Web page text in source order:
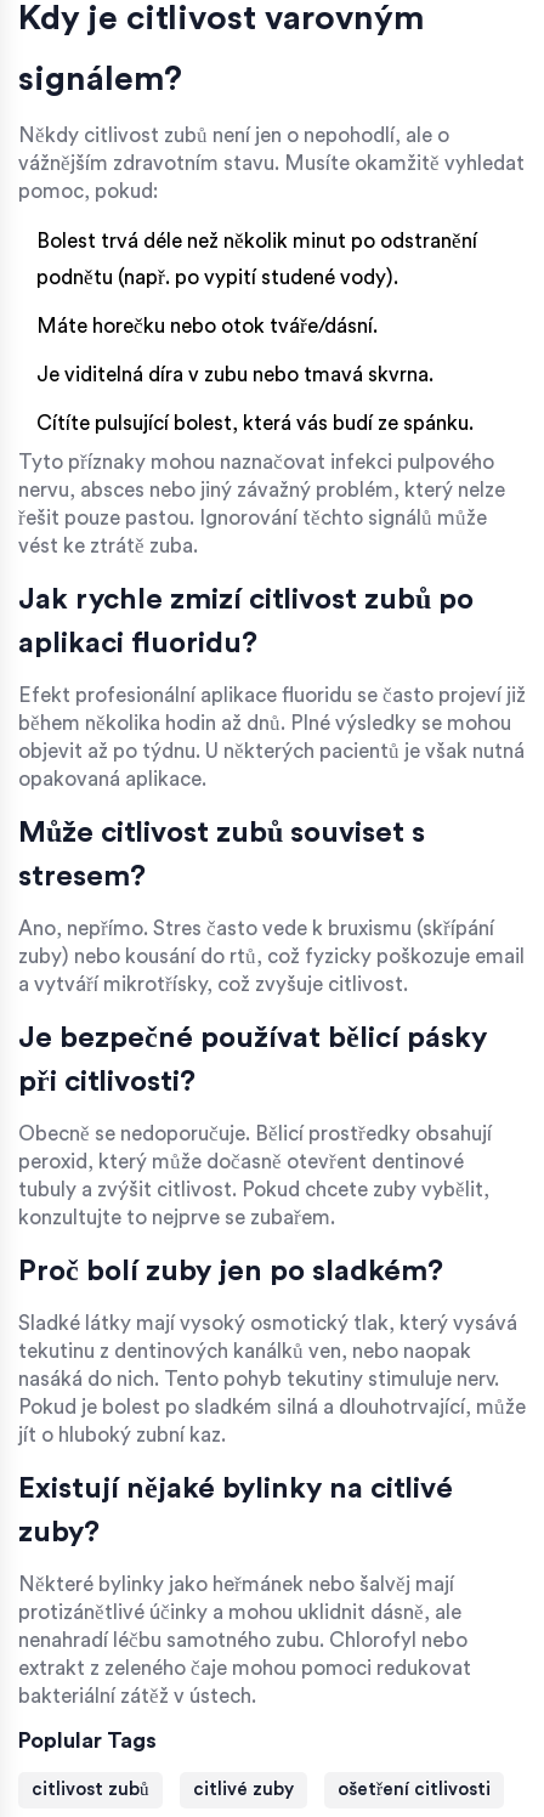
Kdy je citlivost varovným
signálem?
Někdy citlivost zubů není jen o nepohodlí, ale o
vážnějším zdravotním stavu. Musíte okamžitě vyhledat
pomoc, pokud:
Bolest trvá déle než několik minut po odstranění
podnětu (např. po vypití studené vody).
Máte horečku nebo otok tváře/dásní.
Je viditelná díra v zubu nebo tmavá skvrna.
Cítíte pulsující bolest, která vás budí ze spánku.
Tyto příznaky mohou naznačovat infekci pulpového
nervu, absces nebo jiný závažný problém, který nelze
řešit pouze pastou. Ignorování těchto signálů může
vést ke ztrátě zuba.
Jak rychle zmizí citlivost zubů po
aplikaci fluoridu?
Efekt profesionální aplikace fluoridu se často projeví již
během několika hodin až dnů. Plné výsledky se mohou
objevit až po týdnu. U některých pacientů je však nutná
opakovaná aplikace.
Může citlivost zubů souviset s
stresem?
Ano, nepřímo. Stres často vede k bruxismu (skřípání
zuby) nebo kousání do rtů, což fyzicky poškozuje email
a vytváří mikrotřísky, což zvyšuje citlivost.
Je bezpečné používat bělicí pásky
při citlivosti?
Obecně se nedoporučuje. Bělicí prostředky obsahují
peroxid, který může dočasně otevřent dentinové
tubuly a zvýšit citlivost. Pokud chcete zuby vybělit,
konzultujte to nejprve se zubařem.
Proč bolí zuby jen po sladkém?
Sladké látky mají vysoký osmotický tlak, který vysává
tekutinu z dentinových kanálků ven, nebo naopak
nasáká do nich. Tento pohyb tekutiny stimuluje nerv.
Pokud je bolest po sladkém silná a dlouhotrvající, může
jít o hluboký zubní kaz.
Existují nějaké bylinky na citlivé
zuby?
Některé bylinky jako heřmánek nebo šalvěj mají
protizánětlivé účinky a mohou uklidnit dásně, ale
nenahradí léčbu samotného zubu. Chlorofyl nebo
extrakt z zeleného čaje mohou pomoci redukovat
bakteriální zátěž v ústech.
Poplular Tags
citlivost zubů citlivé zuby ošetření citlivosti